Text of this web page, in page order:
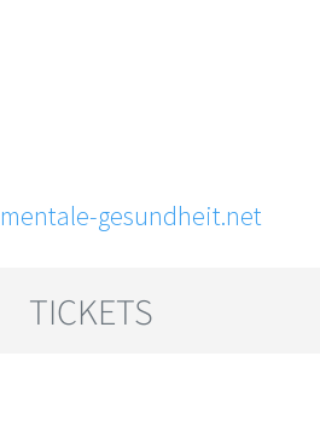
gesundheit.net